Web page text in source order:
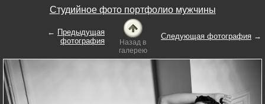
Студийное фото портфолио мужчины
← Предыдущая
фотография
Назад в
галерею
Следующая фотография →